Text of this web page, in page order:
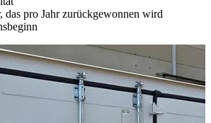
das pro Jahr zurückgewonnen wird